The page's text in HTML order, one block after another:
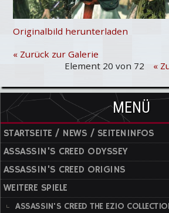
Originalbild herunterladen
« Zurück zur Galerie
Element 20 von 72
«
MENÜ
STARTSEITE / NEWS / SEITENINFOS
ASSASSIN'S CREED ODYSSEY
ASSASSIN'S CREED ORIGINS
WEITERE SPIELE
ASSASSIN'S CREED THE EZIO